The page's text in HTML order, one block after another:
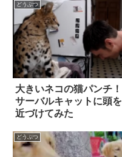
どうぶつ
大きいネコの猫パンチ！
サーバルキャットに頭を
近づけてみた
どうぶつ